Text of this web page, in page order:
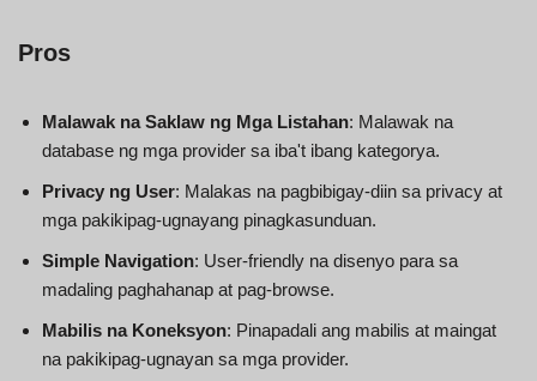
Pros
Malawak na Saklaw ng Mga Listahan: Malawak na
database ng mga provider sa iba't ibang kategorya.
Privacy ng User: Malakas na pagbibigay-diin sa privacy at
mga pakikipag-ugnayang pinagkasunduan.
Simple Navigation: User-friendly na disenyo para sa
madaling paghahanap at pag-browse.
Mabilis na Koneksyon: Pinapadali ang mabilis at maingat
na pakikipag-ugnayan sa mga provider.